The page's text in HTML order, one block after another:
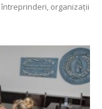
organizaţii